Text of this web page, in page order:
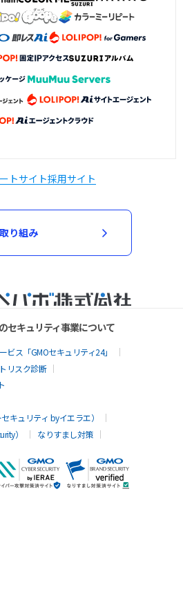
トサイト採用サイト
り組み
セキュリティ事業について
ス「GMOセキュリティ24」
リスク診断
キュリティ byイエラエ）
）
なりすまし対策